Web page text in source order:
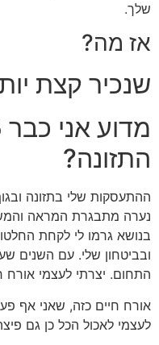
שלך.
אז מה?
שנכיר קצת
התזונה?
ההתעסקות שלי בתזונה
נערה מתבגרת המראה
בנושא גרמו לי לקחת
ובביטחון שלי. עם השנים
התחום. יצרתי לעצמי אורח
אורח חיים כזה, שאני אף
לעצמי לאכול הכל כן גם